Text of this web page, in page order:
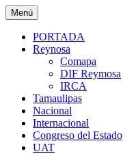
Saltar
al
contenido
Menú
PORTADA
Reynosa
Comapa
DIF Reymosa
IRCA
Tamaulipas
Nacional
Internacional
Congreso del Estado
UAT